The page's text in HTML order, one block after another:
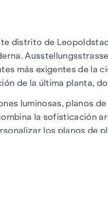
distrito de
más exigentes de la
de la última planta,
luminosas, planos
la sofisticación
los planos de
conceptuales y